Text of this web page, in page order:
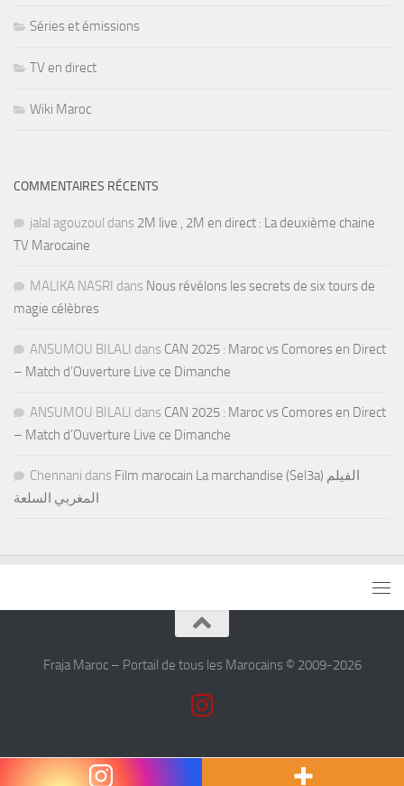
Séries et émissions
TV en direct
Wiki Maroc
COMMENTAIRES RÉCENTS
jalal agouzoul dans 2M live , 2M en direct : La deuxième chaine
TV Marocaine
MALIKA NASRI dans Nous révélons les secrets de six tours de
magie célèbres
ANSUMOU BILALI dans CAN 2025 : Maroc vs Comores en Direct
– Match d’Ouverture Live ce Dimanche
ANSUMOU BILALI dans CAN 2025 : Maroc vs Comores en Direct
– Match d’Ouverture Live ce Dimanche
Chennani dans Film marocain La marchandise (Sel3a) الفيلم
المغربي السلعة
Fraja Maroc – Portail de tous les Marocains © 2009-2026